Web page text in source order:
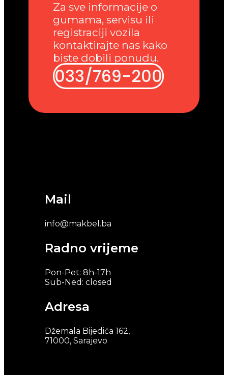
Mail
info@makbel.ba
Radno vrijeme
Pon-Pet: 8h-17h
Sub-Ned: closed
Adresa
Džemala Bijedića 162,
71000, Sarajevo
Za sve informacije o
gumama, servisu ili
registraciji vozila
kontaktirajte nas kako
biste dobili ponudu.
033/769-200